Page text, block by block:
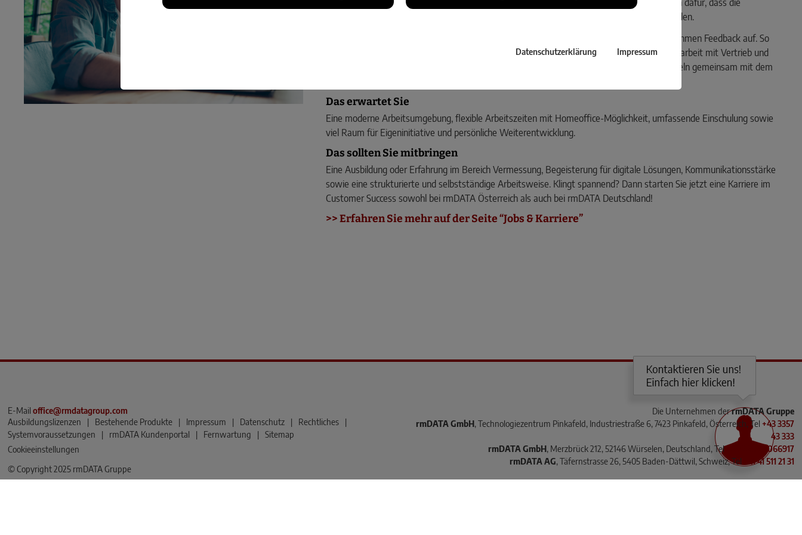
Datenschutzerklärung Impressum
vom strukturierten Onboarding über Schulungen bis hin zur laufenden Betreuung. Sie sorgen dafür, dass die
Lösungen reibungslos eingeführt, effizient genutzt und kontinuierlich weiterentwickelt werden.
auf, analysieren die optimale Nutzung und nehmen Feedback auf. So
erkennen Sie frühzeitig Anforderungen, die bei Anwendern auftauchen. In enger Zusammenarbeit mit Vertrieb und
Technik bei rmDATA bringen Sie die Wünsche der User sowie eigene Ideen ein und entwickeln gemeinsam mit dem
Das erwartet Sie
Eine moderne Arbeitsumgebung, flexible Arbeitszeiten mit Homeoffice-Möglichkeit, umfassende Einschulung sowie
viel Raum für Eigeninitiative und persönliche Weiterentwicklung.
Das sollten Sie mitbringen
Eine Ausbildung oder Erfahrung im Bereich Vermessung, Begeisterung für digitale Lösungen, Kommunikationsstärke
sowie eine strukturierte und selbstständige Arbeitsweise. Klingt spannend? Dann starten Sie jetzt eine Karriere im
Customer Success sowohl bei rmDATA Österreich als auch bei rmDATA Deutschland!
>> Erfahren Sie mehr auf der Seite “Jobs & Karriere”
E-Mailoffice@rmdatagroup.com
Ausbildungslizenzen
| Bestehende Produkte | Impressum | Datenschutz | Rechtliches
|
Systemvoraussetzungen
| rmDATA Kundenportal | Fernwartung |
Sitemap
Cookieeinstellungen
© Copyright 2025 rmDATA Gruppe
Die Unternehmen derrmDATA Gruppe
rmDATA GmbH, Technologiezentrum Pinkafeld, Industriestraße 6, 7423 Pinkafeld, Österreich, Tel +43 3357
43 333
rmDATA GmbH, Merzbrück 212, 52146 Würselen, Deutschland, Tel+49 2405 4066917
rmDATA AG , Täfernstrasse 26, 5405 Baden-Dättwil, Schweiz, Tel +41 41 511 21 31